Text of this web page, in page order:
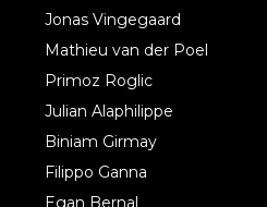
Jonas Vingegaard
Mathieu van der Poel
Primoz Roglic
Julian Alaphilippe
Biniam Girmay
Filippo Ganna
Egan Bernal